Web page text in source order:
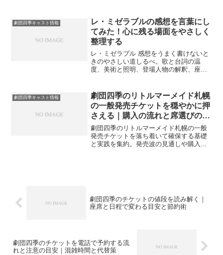
劇団四季キャスト情報
レ・ミゼラブルの感想を言葉にし
てみた！心に残る場面をやさしく
整理する
レ・ミゼラブル 感想をうまく書けないと
きのやさしい道しるべ。歌と台詞の温
度、美術と照明、登場人物の解釈、座席
劇団四季キャスト情報
劇団四季のリトルマーメイド札幌
の一般発売チケットを穏やかに押
さえる｜購入の流れと席選びの考
え方
劇団四季のリトルマーメイド札幌の一般
発売チケットを落ち着いて確保する基礎
と実践を集約。発売波の見通しや購入手
劇団四季のチケットの値段を読み解く｜
座席と日程で変わる目安と節約術
劇団四季のチケットを電話で予約する流
れと注意の目安｜混雑時間と代替策